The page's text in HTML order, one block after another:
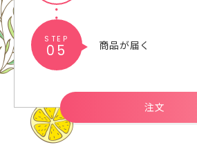
STEP
05 商品が届く
注文